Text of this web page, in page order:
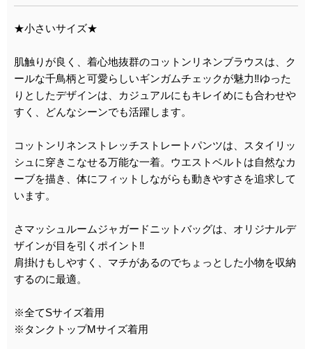
★小さいサイズ★
肌触りが良く、着心地抜群のコットンリネンブラウスは、ク
ールな千鳥柄と可愛らしいギンガムチェックが魅力‼︎ゆった
りとしたデザインは、カジュアルにもキレイめにも合わせや
すく、どんなシーンでも活躍します。
コットンリネンストレッチストレートパンツは、スタイリッ
シュに穿きこなせる万能な一着。ウエストベルトは自然なカ
ーブを描き、体にフィットしながらも動きやすさを追求して
います。
さマッシュルームジャガードニットバッグは、オリジナルデ
ザインが目を引くポイント‼︎
肩掛けもしやすく、マチがあるのでちょっとした小物を収納
するのに最適。
※全てSサイズ着用
※タンクトップMサイズ着用